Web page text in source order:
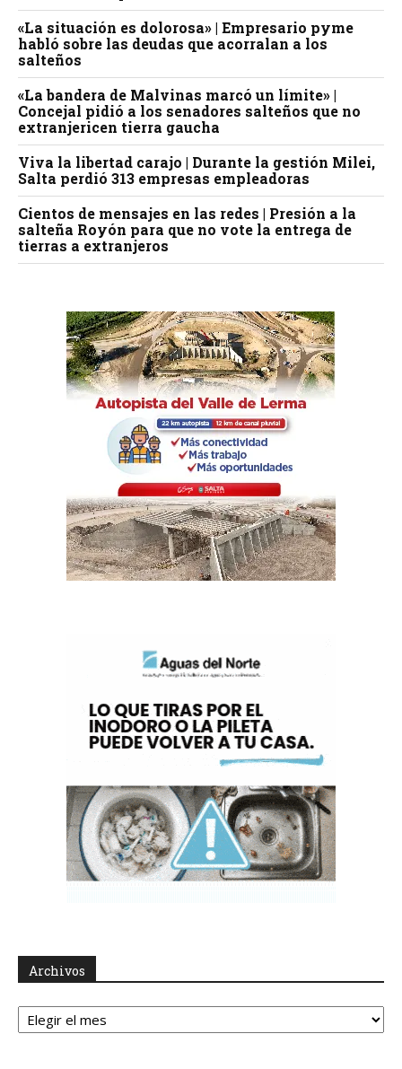
«La situación es dolorosa» | Empresario pyme
habló sobre las deudas que acorralan a los
salteños
«La bandera de Malvinas marcó un límite» |
Concejal pidió a los senadores salteños que no
extranjericen tierra gaucha
Viva la libertad carajo | Durante la gestión Milei,
Salta perdió 313 empresas empleadoras
Cientos de mensajes en las redes | Presión a la
salteña Royón para que no vote la entrega de
tierras a extranjeros
Archivos
Archivos